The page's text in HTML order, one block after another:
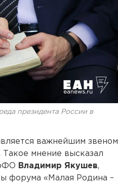
президента России в
важнейшим звеном
Такое мнение высказал
Владимир Якушев,
форума «Малая Родина –